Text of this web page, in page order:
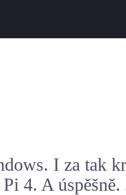
I za tak
Pi 4. A